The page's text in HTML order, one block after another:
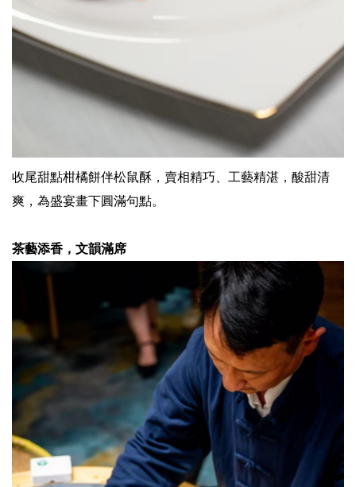
收尾甜點柑橘餅伴松鼠酥，賣相精巧、工藝精湛，酸甜清
爽，為盛宴畫下圓滿句點。
茶藝添香，文韻滿席